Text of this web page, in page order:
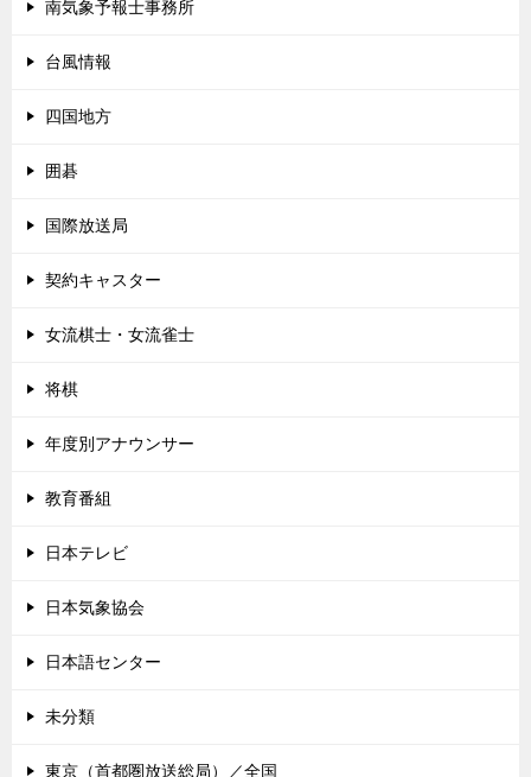
南気象予報士事務所
台風情報
四国地方
囲碁
国際放送局
契約キャスター
女流棋士・女流雀士
将棋
年度別アナウンサー
教育番組
日本テレビ
日本気象協会
日本語センター
未分類
東京（首都圏放送総局）／全国